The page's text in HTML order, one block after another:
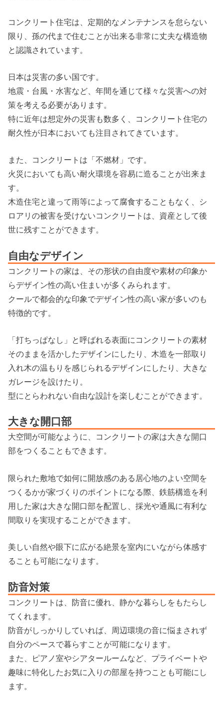
コンクリート住宅は、定期的なメンテナンスを怠らない
限り、孫の代まで住むことが出来る非常に丈夫な構造物
と認識されています。
日本は災害の多い国です。
地震・台風・水害など、年間を通じて様々な災害への対
策を考える必要があります。
特に近年は想定外の災害も数多く、コンクリート住宅の
耐久性が日本においても注目されてきています。
また、コンクリートは「不燃材」です。
火災においても高い耐火環境を容易に造ることが出来ま
す。
木造住宅と違って雨等によって腐食することもなく、シ
ロアリの被害を受けないコンクリートは、資産として後
世に残すことができます。
自由なデザイン
コンクリートの家は、その形状の自由度や素材の印象か
らデザイン性の高い住まいが多くみられます。
クールで都会的な印象でデザイン性の高い家が多いのも
特徴的です。
「打ちっぱなし」と呼ばれる表面にコンクリートの素材
そのままを活かしたデザインにしたり、木造を一部取り
入れ木の温もりを感じられるデザインにしたり、大きな
ガレージを設けたり。
型にとらわれない自由な設計を楽しむことができます。
大きな開口部
大空間が可能なように、コンクリートの家は大きな開口
部をつくることもできます。
限られた敷地で如何に開放感のある居心地のよい空間を
つくるかが家づくりのポイントになる際、鉄筋構造を利
用した家は大きな開口部を配置し、採光や通風に有利な
間取りを実現することができます。
美しい自然や眼下に広がる絶景を室内にいながら体感す
ることも可能になります。
防音対策
コンクリートは、防音に優れ、静かな暮らしをもたらし
てくれます。
防音がしっかりしていれば、周辺環境の音に悩まされず
自分のペースで暮らすことが可能になります。
また、ピアノ室やシアタールームなど、プライベートや
趣味に特化したお気に入りの部屋を持つことも可能にし
ます。